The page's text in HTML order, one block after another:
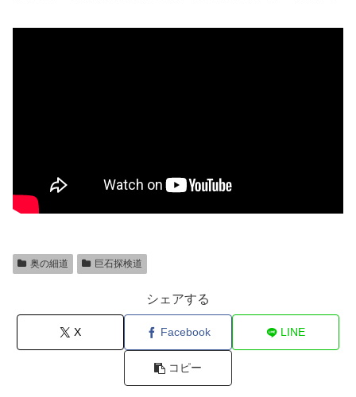
奥の細道 巨石探検道
シェアする
X Facebook LINE
コピー